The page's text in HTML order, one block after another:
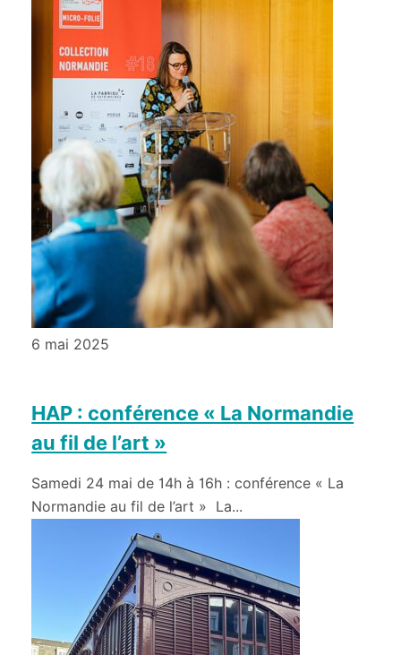
6 mai 2025
HAP : conférence « La Normandie
au fil de l’art »
Samedi 24 mai de 14h à 16h : conférence « La
Normandie au fil de l’art » La...